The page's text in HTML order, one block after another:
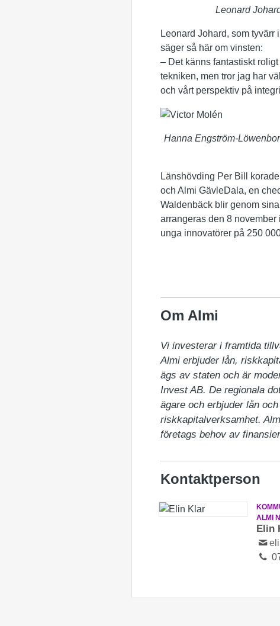
Leonard
Leonard Johard, som
säger så här om vinsten:
– Det känns fantastiskt
tekniken, men tror jag har
och vårt perspektiv på
Hanna Engström-
Länshövding Per Bill
och Almi GävleDala, en
Waldenbäck blir genom
arrangeras den 8
unga innovatörer på 250
Om Almi
Vi investerar i framtida
Almi erbjuder lån,
ägs av staten och är
Invest AB. De regionala
ägare och erbjuder lån
riskkapitalverksamhet.
företags behov av
Kontaktperson
ALMI
Elin